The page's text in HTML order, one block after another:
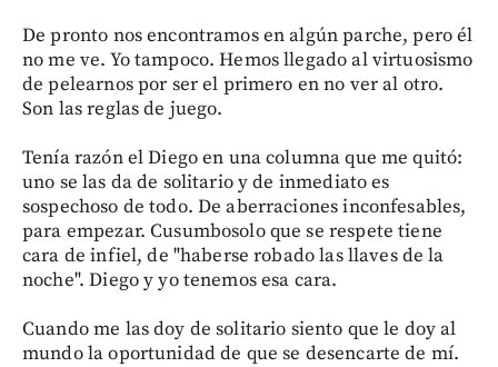
De pronto nos encontramos en algún parche, pero él
no me ve. Yo tampoco. Hemos llegado al virtuosismo
de pelearnos por ser el primero en no ver al otro.
Son las reglas de juego.
Tenía razón el Diego en una columna que me quitó:
uno se las da de solitario y de inmediato es
sospechoso de todo. De aberraciones inconfesables,
para empezar. Cusumbosolo que se respete tiene
cara de infiel, de "haberse robado las llaves de la
noche". Diego y yo tenemos esa cara.
Cuando me las doy de solitario siento que le doy al
mundo la oportunidad de que se desencarte de mí.